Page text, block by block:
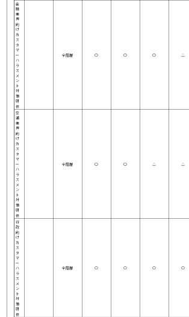
金
融
業
界
向
け
カ
ス
タ
マ
ー
ハ
ラ
ス
メ
ン
ト
対
策
研
修
全階層 ○ ○ ○ △
交
通
業
界
向
け
カ
ス
タ
マ
ー
ハ
ラ
ス
メ
ン
ト
対
策
研
修
全階層 ○ ○ △ △
行
政
向
け
カ
ス
タ
マ
ー
ハ
ラ
ス
メ
ン
ト
対
策
研
修
全階層 ○ ○ ○ ○